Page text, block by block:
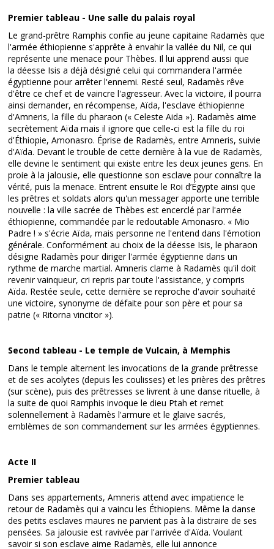
Premier tableau - Une salle du palais royal
Le grand-prêtre Ramphis confie au jeune capitaine Radamès que
l'armée éthiopienne s'apprête à envahir la vallée du Nil, ce qui
représente une menace pour Thèbes. Il lui apprend aussi que
la déesse Isis a déjà désigné celui qui commandera l'armée
égyptienne pour arrêter l'ennemi. Resté seul, Radamès rêve
d'être ce chef et de vaincre l'agresseur. Avec la victoire, il pourra
ainsi demander, en récompense, Aïda, l'esclave éthiopienne
d'Amneris, la fille du pharaon (« Celeste Aida »). Radamès aime
secrètement Aïda mais il ignore que celle-ci est la fille du roi
d'Éthiopie, Amonasro. Éprise de Radamès, entre Amneris, suivie
d'Aïda. Devant le trouble de cette dernière à la vue de Radamès,
elle devine le sentiment qui existe entre les deux jeunes gens. En
proie à la jalousie, elle questionne son esclave pour connaître la
vérité, puis la menace. Entrent ensuite le Roi d’Égypte ainsi que
les prêtres et soldats alors qu'un messager apporte une terrible
nouvelle : la ville sacrée de Thèbes est encerclé par l'armée
éthiopienne, commandée par le redoutable Amonasro. « Mio
Padre ! » s'écrie Aïda, mais personne ne l'entend dans l'émotion
générale. Conformément au choix de la déesse Isis, le pharaon
désigne Radamès pour diriger l'armée égyptienne dans un
rythme de marche martial. Amneris clame à Radamès qu'il doit
revenir vainqueur, cri repris par toute l'assistance, y compris
Aïda. Restée seule, cette dernière se reproche d'avoir souhaité
une victoire, synonyme de défaite pour son père et pour sa
patrie (« Ritorna vincitor »).
Second tableau - Le temple de Vulcain, à Memphis
Dans le temple alternent les invocations de la grande prêtresse
et de ses acolytes (depuis les coulisses) et les prières des prêtres
(sur scène), puis des prêtresses se livrent à une danse rituelle, à
la suite de quoi Ramphis invoque le dieu Ptah et remet
solennellement à Radamès l'armure et le glaive sacrés,
emblèmes de son commandement sur les armées égyptiennes.
Acte II
Premier tableau
Dans ses appartements, Amneris attend avec impatience le
retour de Radamès qui a vaincu les Éthiopiens. Même la danse
des petits esclaves maures ne parvient pas à la distraire de ses
pensées. Sa jalousie est ravivée par l'arrivée d'Aïda. Voulant
savoir si son esclave aime Radamès, elle lui annonce